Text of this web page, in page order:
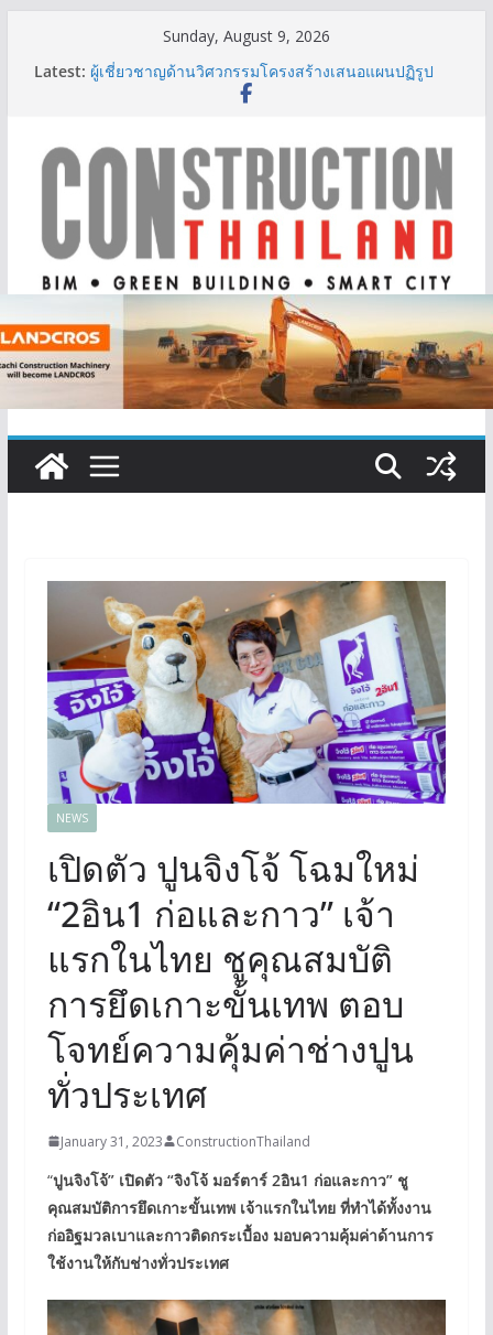
Sunday, August 9, 2026
Latest: ผู้เชี่ยวชาญด้านวิศวกรรมโครงสร้างเสนอแผนปฏิรูป
มาตรฐานตั้งแต่การออกแบบถึงการตรวจสอบอาคารไทย
เติบโต 377% ชี้ดีมานด์ภูเก็ตยังแกร่ง
BCT Expo 2026 ชูแนวคิด “Empowering Net Zero in
Construction & Mining” ขับเคลื่อนอุตสาหกรรม
ก่อสร้างและเหมืองแร่สู่สังคมคาร์บอนต่ำอย่างยั่งยืน
ลลิล พร็อพเพอร์ตี้ ก้าวสู่ปีที่ 40 ยึดลูกค้าเป็นศูนย์กลาง
IHG Hotels & Resorts เปิดตัว ฮอลิเดย์ อินน์ เอ็กซ์เพรส
อ่าวนางแห่งแรกในกระบี่
NEWS
เปิดตัว ปูนจิงโจ้ โฉมใหม่
“2อิน1 ก่อและกาว” เจ้า
แรกในไทย ชูคุณสมบัติ
การยึดเกาะขั้นเทพ ตอบ
โจทย์ความคุ้มค่าช่างปูน
ทั่วประเทศ
January 31, 2023 ConstructionThailand
“ปูนจิงโจ้” เปิดตัว “จิงโจ้ มอร์ตาร์ 2อิน1 ก่อและกาว” ชู
คุณสมบัติการยึดเกาะขั้นเทพ เจ้าแรกในไทย ที่ทำได้ทั้งงาน
ก่ออิฐมวลเบาและกาวติดกระเบื้อง มอบความคุ้มค่าด้านการ
ใช้งานให้กับช่างทั่วประเทศ